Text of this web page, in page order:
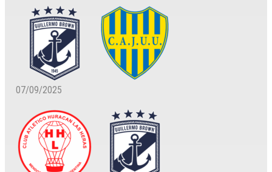
07/09/2025